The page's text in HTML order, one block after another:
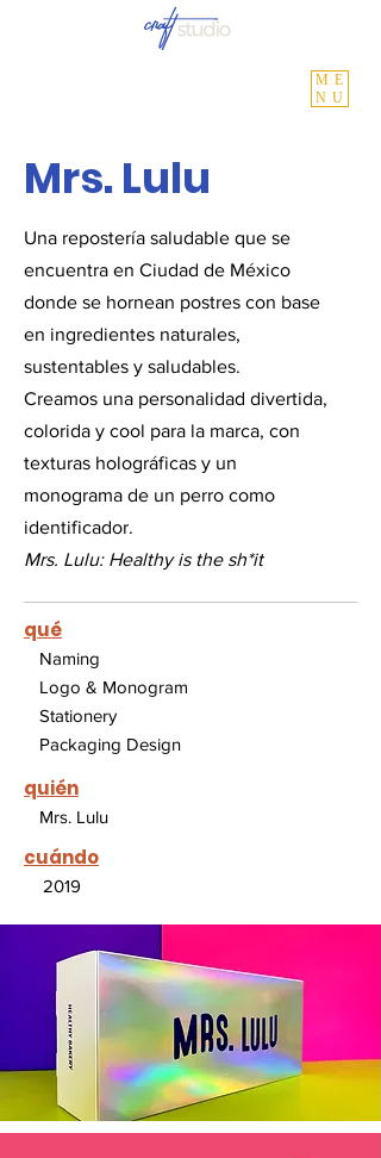
ME
NU
Mrs. Lulu
Una repostería saludable que se
encuentra en Ciudad de México
donde se hornean postres con base
en ingredientes naturales,
sustentables y saludables.
Creamos una personalidad divertida,
colorida y cool para la marca, con
texturas holográficas y un
monograma de un perro como
identificador.
Mrs. Lulu: Healthy is the sh*it
qué
Naming
Logo & Monogram
Stationery
Packaging Design
quién
Mrs. Lulu
cuándo
2019